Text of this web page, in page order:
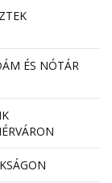
ÉS NÓTÁR